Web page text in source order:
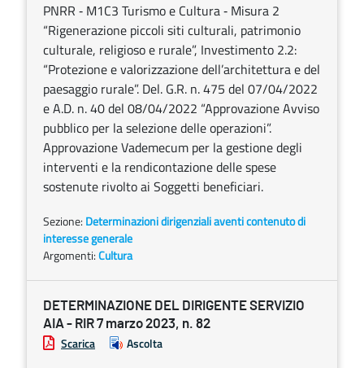
PNRR ‐ M1C3 Turismo e Cultura ‐ Misura 2
“Rigenerazione piccoli siti culturali, patrimonio
culturale, religioso e rurale”, Investimento 2.2:
“Protezione e valorizzazione dell’architettura e del
paesaggio rurale”. Del. G.R. n. 475 del 07/04/2022
e A.D. n. 40 del 08/04/2022 “Approvazione Avviso
pubblico per la selezione delle operazioni”.
Approvazione Vademecum per la gestione degli
interventi e la rendicontazione delle spese
sostenute rivolto ai Soggetti beneficiari.
Sezione: Determinazioni dirigenziali aventi contenuto di
interesse generale
Argomenti:Cultura
DETERMINAZIONE DEL DIRIGENTE SERVIZIO
AIA - RIR 7 marzo 2023, n. 82
Scarica Ascolta